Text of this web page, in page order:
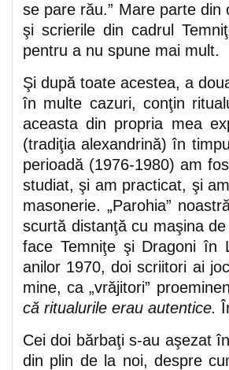
se pare rău.” Mare parte
şi scrierile din cadrul
pentru a nu spune mai mult.
Şi după toate acestea, a
în multe cazuri, conţin
aceasta din propria mea
(tradiţia alexandrină) în
perioadă (1976-1980) am
studiat, şi am practicat, şi
masonerie. „Parohia”
scurtă distanţă cu maşina
face Temniţe şi Dragoni în
anilor 1970, doi scriitori ai
mine, ca „vrăjitori”
că ritualurile erau autentice.
Cei doi bărbaţi s-au aşezat
din plin de la noi, despre